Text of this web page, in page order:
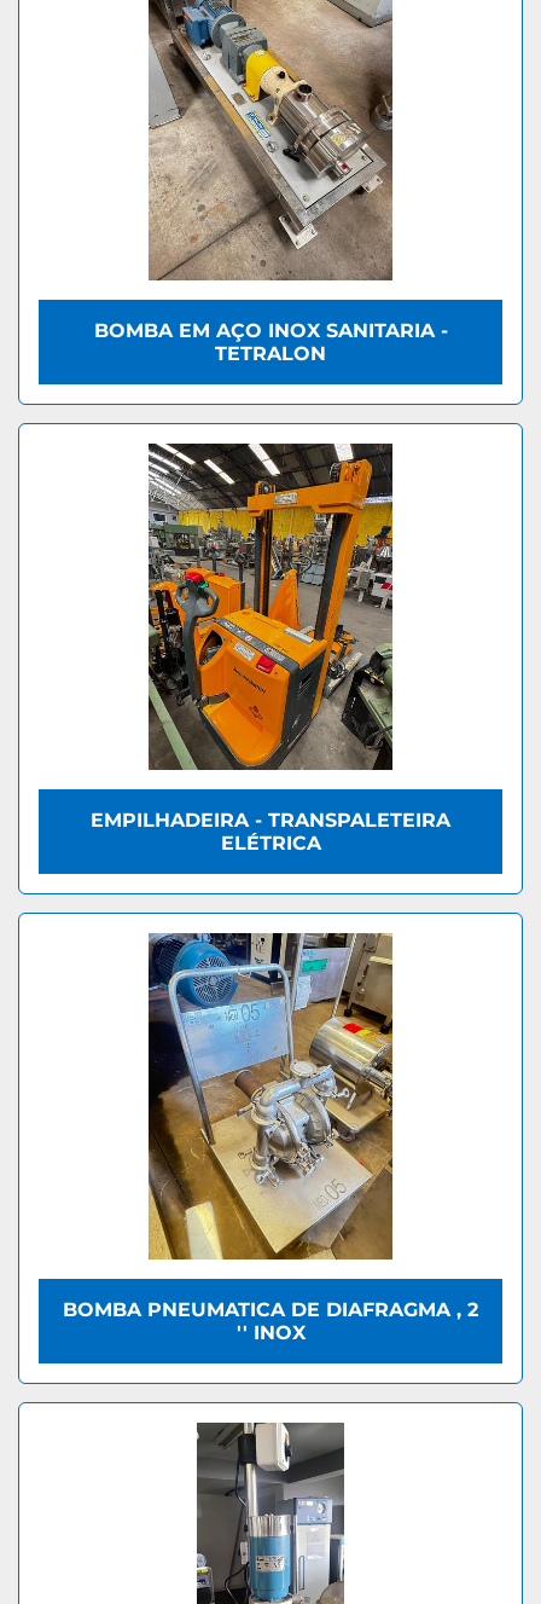
BOMBA EM AÇO INOX SANITARIA -
TETRALON
EMPILHADEIRA - TRANSPALETEIRA
ELÉTRICA
BOMBA PNEUMATICA DE DIAFRAGMA , 2
'' INOX